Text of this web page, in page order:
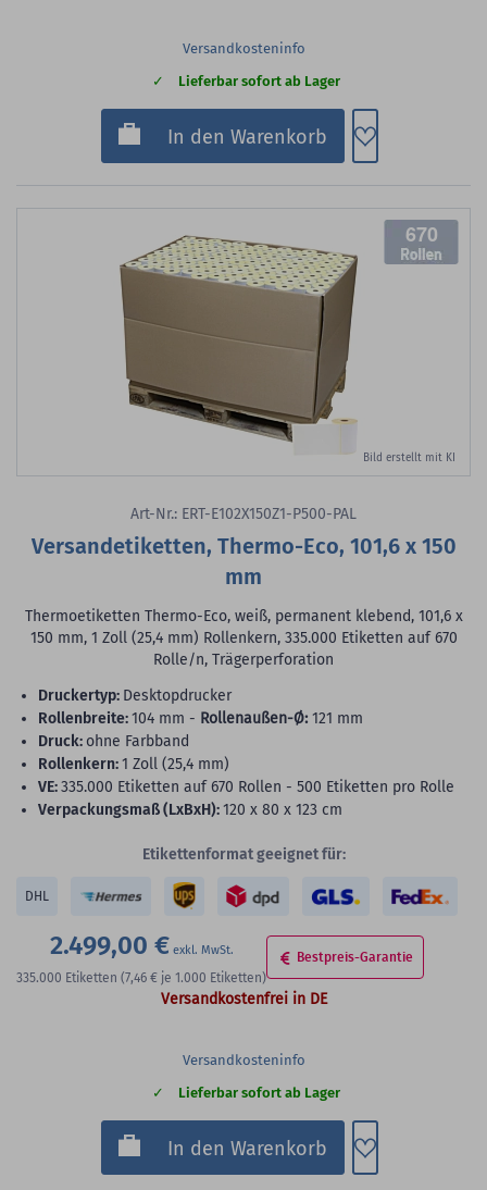
Versandkosteninfo
Lieferbar sofort ab Lager
In den Warenkorb Zum
670
Bild erstellt mit KI
Art-Nr.: ERT-E102X150Z1-P500-PAL
Versandetiketten, Thermo-Eco, 101,6 x 150
mm
Thermoetiketten Thermo-Eco, weiß, permanent klebend, 101,6 x
150 mm, 1 Zoll (25,4 mm) Rollenkern, 335.000 Etiketten auf 670
Rolle/n, Trägerperforation
Druckertyp: Desktopdrucker
Rollenbreite:104 mm - Rollenaußen-Ø: 121 mm
Druck: ohne Farbband
Rollenkern:1 Zoll (25,4 mm)
VE:335.000 Etiketten auf 670 Rollen - 500 Etiketten pro Rolle
Verpackungsmaß (LxBxH):120 x 80 x 123 cm
Etikettenformat geeignet für:
DHL
2.499,00 €
335.000 Etiketten (7,46 € je 1.000 Etiketten)
Bestpreis-Garantie
Versandkostenfrei in DE
Versandkosteninfo
Lieferbar sofort ab Lager
In den Warenkorb Zum